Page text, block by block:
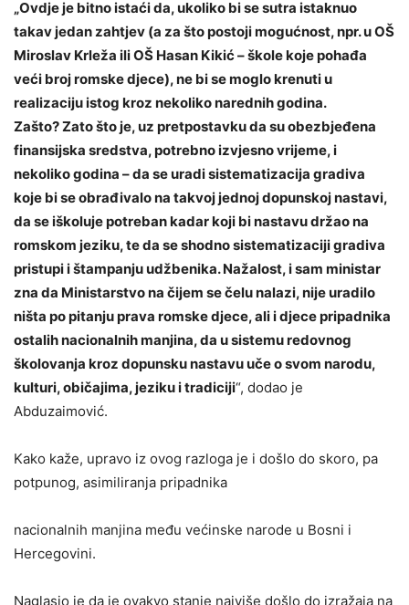
„Ovdje je bitno istaći da, ukoliko bi se sutra istaknuo
takav jedan zahtjev (a za što postoji mogućnost, npr. u OŠ
Miroslav Krleža ili OŠ Hasan Kikić – škole koje pohađa
veći broj romske djece), ne bi se moglo krenuti u
realizaciju istog kroz nekoliko narednih godina.
Zašto? Zato što je, uz pretpostavku da su obezbjeđena
finansijska sredstva, potrebno izvjesno vrijeme, i
nekoliko godina – da se uradi sistematizacija gradiva
koje bi se obrađivalo na takvoj jednoj dopunskoj nastavi,
da se iškoluje potreban kadar koji bi nastavu držao na
romskom jeziku, te da se shodno sistematizaciji gradiva
pristupi i štampanju udžbenika. Nažalost, i sam ministar
zna da Ministarstvo na čijem se čelu nalazi, nije uradilo
ništa po pitanju prava romske djece, ali i djece pripadnika
ostalih nacionalnih manjina, da u sistemu redovnog
školovanja kroz dopunsku nastavu uče o svom narodu,
kulturi, običajima, jeziku i tradiciji“, dodao je
Abduzaimović.
Kako kaže, upravo iz ovog razloga je i došlo do skoro, pa
potpunog, asimiliranja pripadnika
nacionalnih manjina među većinske narode u Bosni i
Hercegovini.
Naglasio je da je ovakvo stanje najviše došlo do izražaja na